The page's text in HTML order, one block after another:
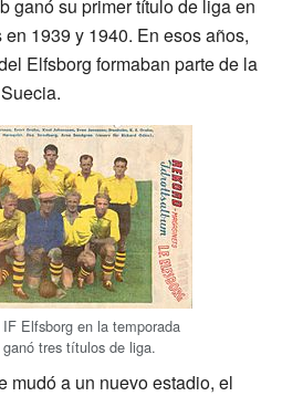
ganó su primer título de liga en
1939 y 1940. En esos años,
Elfsborg formaban parte de la
Elfsborg en la temporada
tres títulos de liga.
mudó a un nuevo estadio, el